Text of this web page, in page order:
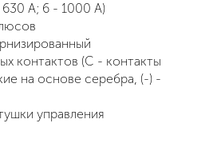
А; 6 - 1000 А)
контактов (С - контакты
на основе серебра, (-) -
управления